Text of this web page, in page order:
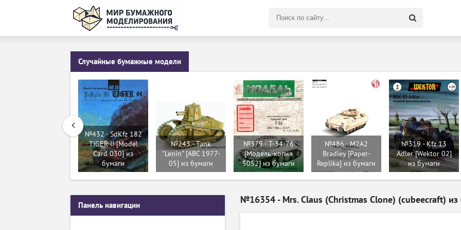
Случайные бумажные модели
№432 - SdKfz 182
TIGER-II [Model
Card 030] из
бумаги
№243 - Tank
"Lenin" [ABC 1977-
05] из бумаги
№379 - T-34-76
[Модель-копия
5052] из бумаги
№486 - M2A2
Bradley [Paper-
Replika] из бумаги
№319 - Kfz 13
Adler [Wektor 02]
из бумаги
№16354 - Mrs. Claus (Christmas Clone) (cubeecraft) из
Панель навигации